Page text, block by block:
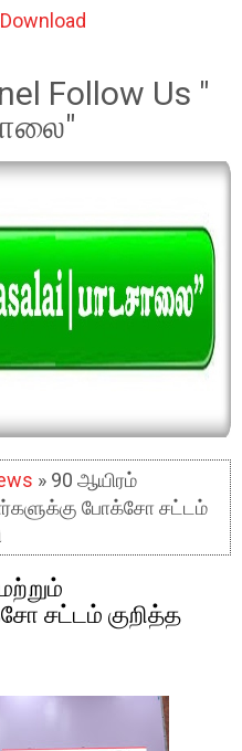
Follow Us "
» 90 ஆயிரம்
போக்சோ சட்டம்
சட்டம் குறித்த